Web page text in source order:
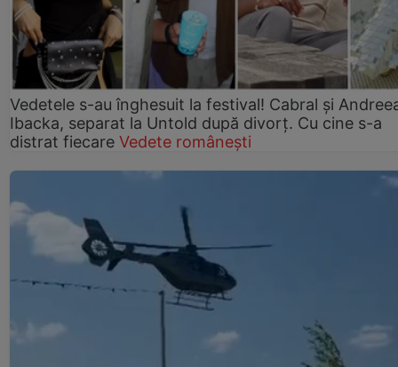
Vedetele s-au înghesuit la festival! Cabral și
Ibacka, separat la Untold după divorț. Cu cine s-a
distrat fiecare Vedete românești